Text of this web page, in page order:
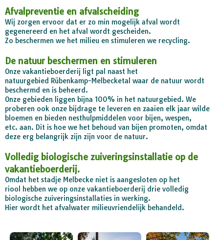
Afvalpreventie en afvalscheiding
Wij zorgen ervoor dat er zo min mogelijk afval wordt
gegenereerd en het afval wordt gescheiden.
Zo beschermen we het milieu en stimuleren we recycling.
De natuur beschermen en stimuleren
Onze vakantieboerderij ligt pal naast het
natuurgebied Rübenkamp-Melbecketal waar de natuur wordt
beschermd en is beheerd.
Onze gebieden liggen bijna 100% in het natuurgebied. We
proberen ook onze bijdrage te leveren en zaaien elk jaar wilde
bloemen en bieden nesthulpmiddelen voor bijen, wespen,
etc. aan. Dit is hoe we het behoud van bijen promoten, omdat
deze erg belangrijk zijn zijn voor de natuur.
Volledig biologische zuiveringsinstallatie op de
vakantieboerderij.
Omdat het stadje Melbecke niet is aangesloten op het
riool hebben we op onze vakantieboerderij drie volledig
biologische zuiveringsinstallaties in werking.
Hier wordt het afvalwater milieuvriendelijk behandeld.